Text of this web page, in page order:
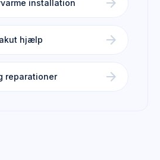
installation
hjælp arrow_forward
reparationer arrow_forward